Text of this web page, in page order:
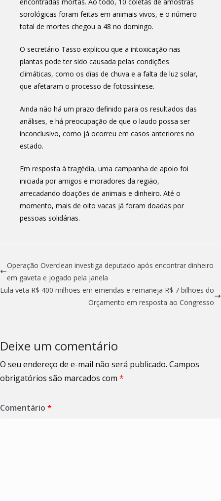
sorológicas foram feitas em animais vivos, e o número
total de mortes chegou a 48 no domingo.
O secretário Tasso explicou que a intoxicação nas
plantas pode ter sido causada pelas condições
climáticas, como os dias de chuva e a falta de luz solar,
que afetaram o processo de fotossíntese.
Ainda não há um prazo definido para os resultados das
análises, e há preocupação de que o laudo possa ser
inconclusivo, como já ocorreu em casos anteriores no
estado.
Em resposta à tragédia, uma campanha de apoio foi
iniciada por amigos e moradores da região,
arrecadando doações de animais e dinheiro. Até o
momento, mais de oito vacas já foram doadas por
pessoas solidárias.
Operação Overclean investiga deputado após encontrar dinheiro
em gaveta e jogado pela janela
Lula veta R$ 400 milhões em emendas e remaneja R$ 7 bilhões do
Orçamento em resposta ao Congresso
Deixe um comentário
O seu endereço de e-mail não será publicado. Campos
obrigatórios são marcados com *
Comentário *